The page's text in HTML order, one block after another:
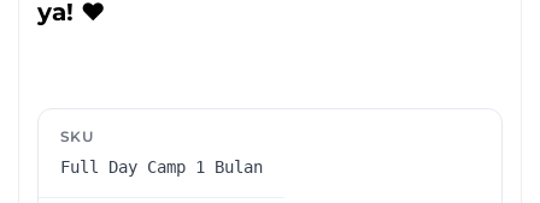
ya! ❤️️
SKU
Full Day Camp 1 Bulan